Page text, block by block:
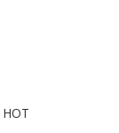
HOT